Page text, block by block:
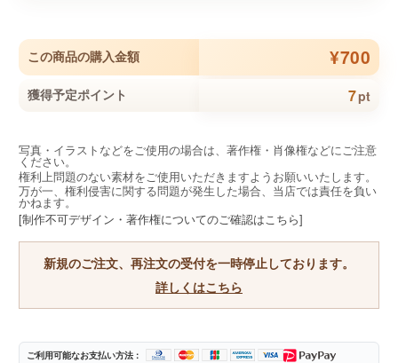
この商品の購入金額 ¥700
獲得予定ポイント 7pt
写真・イラストなどをご使用の場合は、著作権・肖像権などにご注意
ください。
権利上問題のない素材をご使用いただきますようお願いいたします。
万が一、権利侵害に関する問題が発生した場合、当店では責任を負い
かねます。
[制作不可デザイン・著作権についてのご確認はこちら]
新規のご注文、再注文の受付を一時停止しております。
詳しくはこちら
ご利用可能なお支払い方法 :